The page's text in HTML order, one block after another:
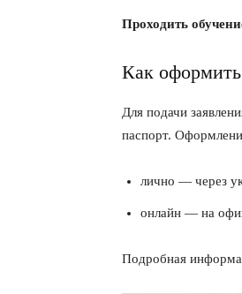
Проходить
Как оформить
Для подачи
паспорт.
лично — через
онлайн — на
Подробная